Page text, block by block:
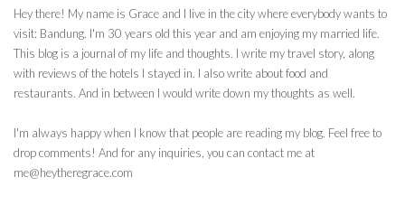
Hey there! My name is Grace and I live in the city where everybody wants to
visit: Bandung. I'm 30 years old this year and am enjoying my married life.
This blog is a journal of my life and thoughts. I write my travel story, along
with reviews of the hotels I stayed in. I also write about food and
restaurants. And in between I would write down my thoughts as well.
I'm always happy when I know that people are reading my blog. Feel free to
drop comments! And for any inquiries, you can contact me at
me@heytheregrace.com